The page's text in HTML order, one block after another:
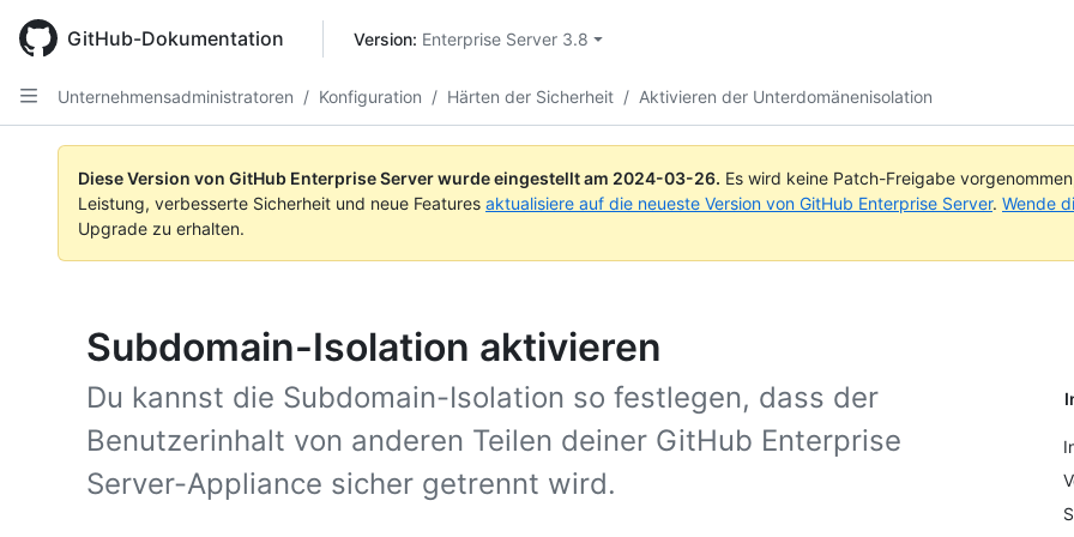
main
content
GitHub-Dokumentation Version: Enterprise Server 3.8
Unternehmensadministratoren / Konfiguration / Härten der Sicherheit / Aktivieren der Unterdomänenisolation
Diese Version von GitHub Enterprise Server wurde eingestellt am 2024-03-26. Es wird keine Patch-Freigabe
Leistung, verbesserte Sicherheit und neue Features aktualisiere auf die neueste Version von GitHub Enterprise Server. Wende
Upgrade zu erhalten.
Subdomain-Isolation aktivieren
Du kannst die Subdomain-Isolation so festlegen, dass der
Benutzerinhalt von anderen Teilen deiner GitHub Enterprise
Server-Appliance sicher getrennt wird.